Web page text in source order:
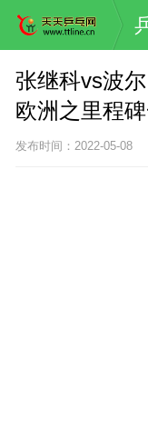
张继科vs波
欧洲之里程
发布时间：2022-05-08